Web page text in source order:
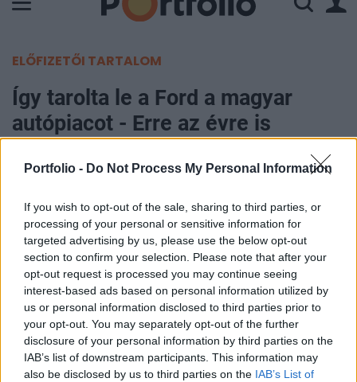
Portfolio - Do Not Process My Personal Information
If you wish to opt-out of the sale, sharing to third parties, or
processing of your personal or sensitive information for
targeted advertising by us, please use the below opt-out
section to confirm your selection. Please note that after your
opt-out request is processed you may continue seeing
interest-based ads based on personal information utilized by
us or personal information disclosed to third parties prior to
your opt-out. You may separately opt-out of the further
disclosure of your personal information by third parties on the
IAB’s list of downstream participants. This information may
also be disclosed by us to third parties on the IAB’s List of
ELŐFIZETŐI TARTALOM
Így tarolta le a Ford a magyar
autópiacot - Erre az évre is
2021. január 08. 13:30
A Ford a kihívásokkal teli év ellenére 18 782
személyautót és kishaszonjárművet értékesített
összesen 2020-ban, amellyel az élen végzett a
magyar piacon. A márka sajtótájékoztatóján az is
kiderült, hogy valóságos modelloffenzívára
készülnek 2021-ben, amely a várakozásaik szerint
kétszámjegyű piacbővülést és magasabb árakat